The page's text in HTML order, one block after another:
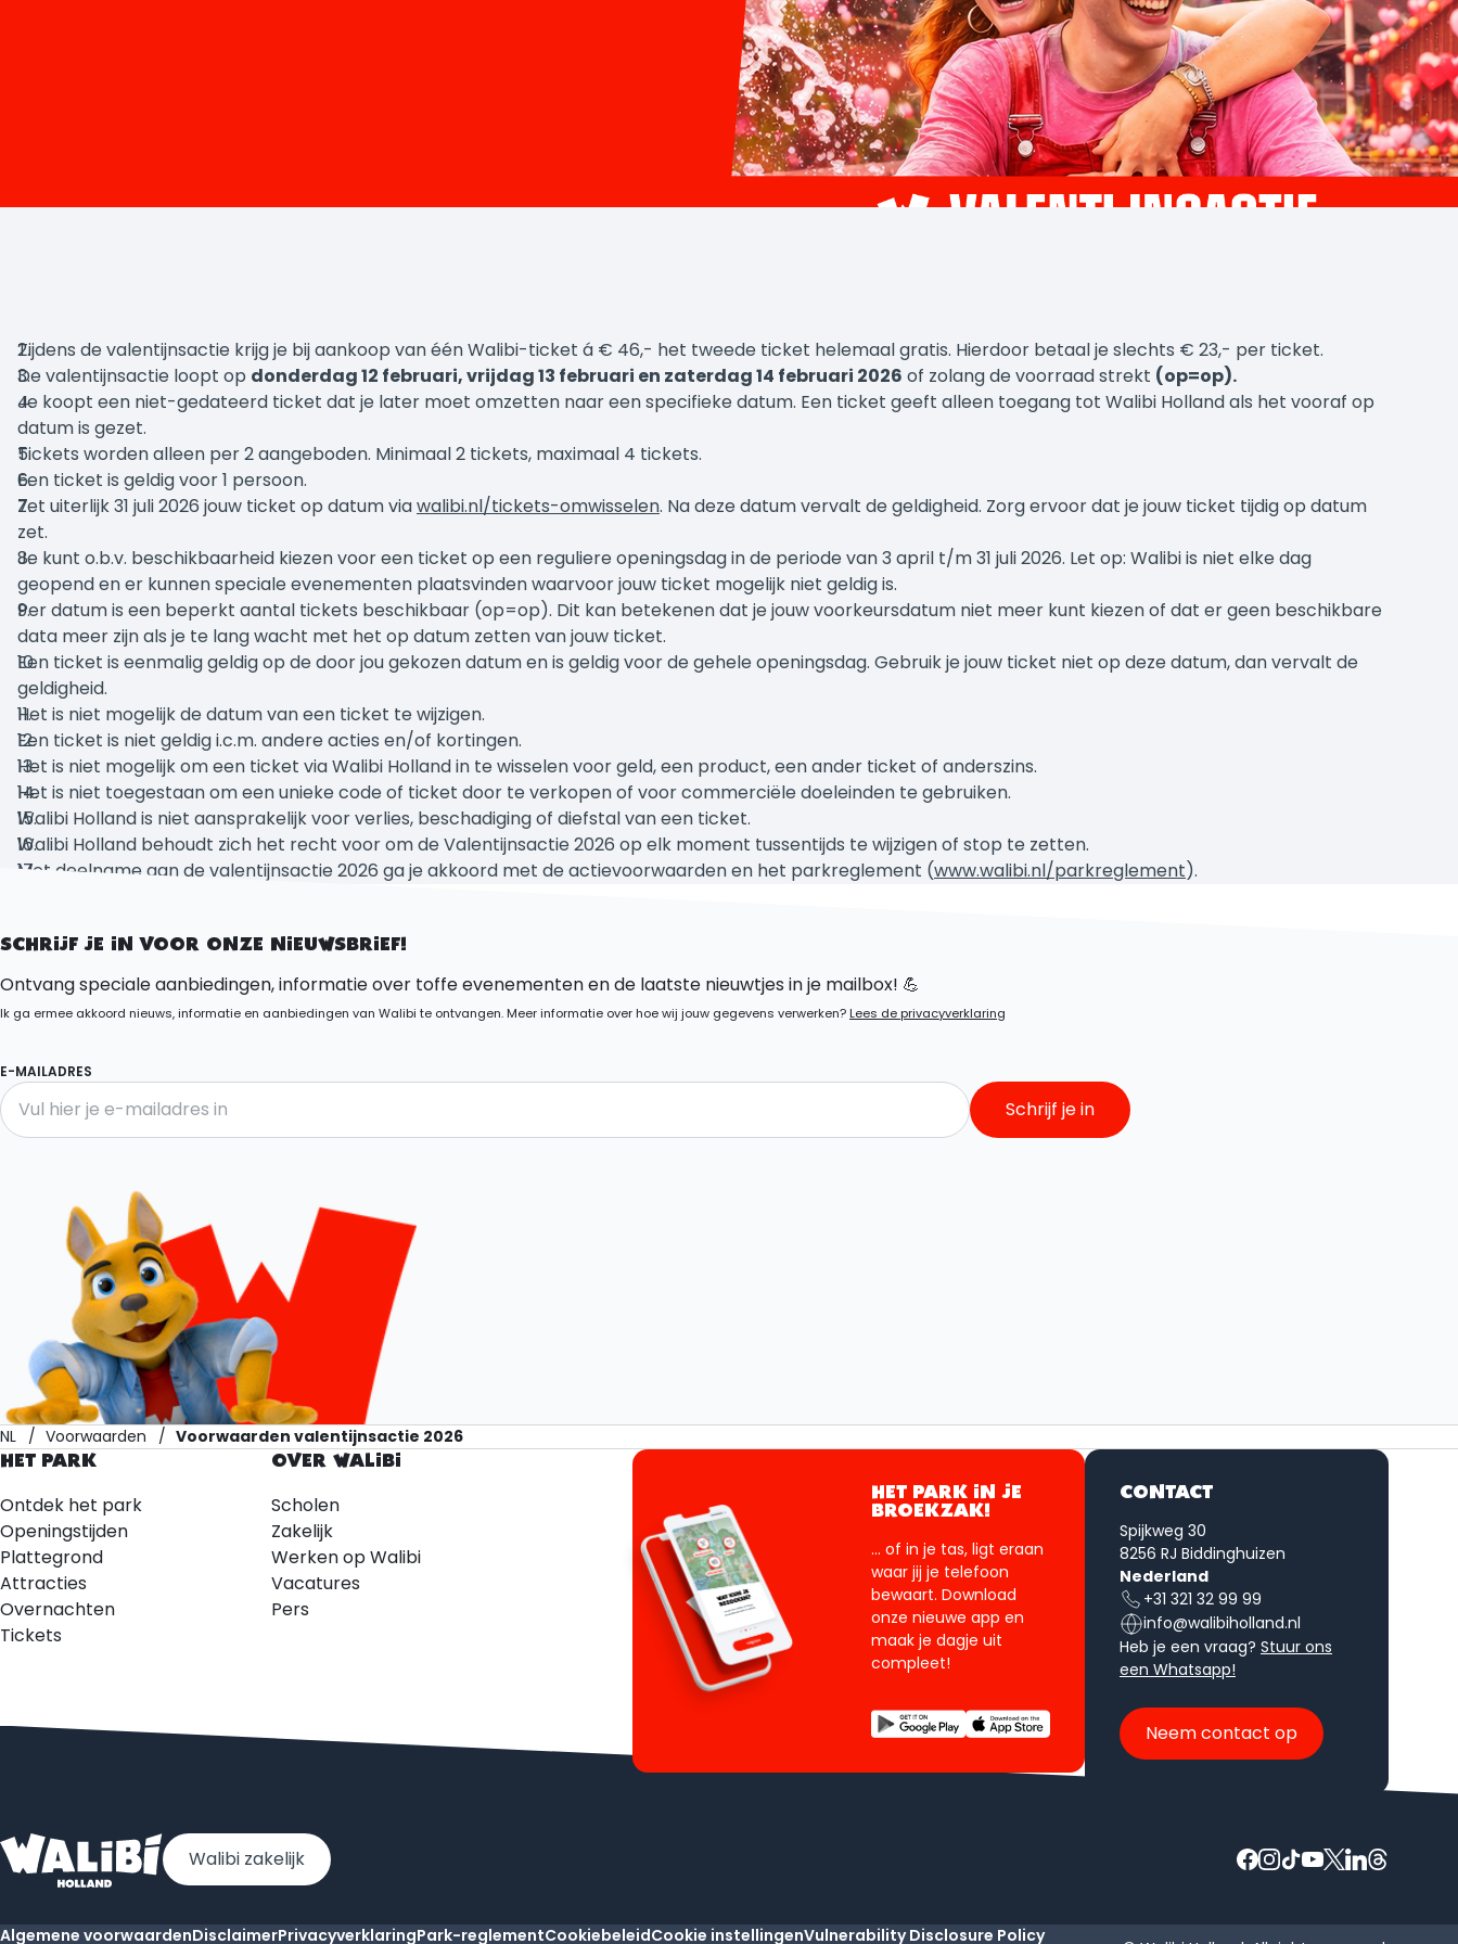
Tijdens de valentijnsactie krijg je bij aankoop van één Walibi-ticket á € 46,- het tweede ticket helemaal gratis. Hierdoor betaal je slechts € 23,- per ticket.
De valentijnsactie loopt op donderdag 12 februari, vrijdag 13 februari en zaterdag 14 februari 2026 of zolang de voorraad strekt (op=op).
Je koopt een niet-gedateerd ticket dat je later moet omzetten naar een specifieke datum. Een ticket geeft alleen toegang tot Walibi Holland als het vooraf op
datum is gezet.
Tickets worden alleen per 2 aangeboden. Minimaal 2 tickets, maximaal 4 tickets.
Een ticket is geldig voor 1 persoon.
Zet uiterlijk 31 juli 2026 jouw ticket op datum viawalibi.nl/tickets-omwisselen. Na deze datum vervalt de geldigheid. Zorg ervoor dat je jouw ticket tijdig op datum
zet.
Je kunt o.b.v. beschikbaarheid kiezen voor een ticket op een reguliere openingsdag in de periode van 3 april t/m 31 juli 2026. Let op: Walibi is niet elke dag
geopend en er kunnen speciale evenementen plaatsvinden waarvoor jouw ticket mogelijk niet geldig is.
Per datum is een beperkt aantal tickets beschikbaar (op=op). Dit kan betekenen dat je jouw voorkeursdatum niet meer kunt kiezen of dat er geen beschikbare
data meer zijn als je te lang wacht met het op datum zetten van jouw ticket.
Een ticket is eenmalig geldig op de door jou gekozen datum en is geldig voor de gehele openingsdag. Gebruik je jouw ticket niet op deze datum, dan vervalt de
geldigheid.
Het is niet mogelijk de datum van een ticket te wijzigen.
Een ticket is niet geldig i.c.m. andere acties en/of kortingen.
Het is niet mogelijk om een ticket via Walibi Holland in te wisselen voor geld, een product, een ander ticket of anderszins.
Het is niet toegestaan om een unieke code of ticket door te verkopen of voor commerciële doeleinden te gebruiken.
Walibi Holland is niet aansprakelijk voor verlies, beschadiging of diefstal van een ticket.
Walibi Holland behoudt zich het recht voor om de Valentijnsactie 2026 op elk moment tussentijds te wijzigen of stop te zetten.
Met deelname aan de valentijnsactie 2026 ga je akkoord met de actievoorwaarden en het parkreglement (www.walibi.nl/parkreglement).
SCHRIJF JE IN VOOR ONZE NIEUWSBRIEF!
Ontvang speciale aanbiedingen, informatie over toffe evenementen en de laatste nieuwtjes in je mailbox! 💪
Ik ga ermee akkoord nieuws, informatie en aanbiedingen van Walibi te ontvangen. Meer informatie over hoe wij jouw gegevens verwerken?Lees de privacyverklaring
E-MAILADRES
Schrijf je in
NL Voorwaarden Voorwaarden valentijnsactie 2026
HET PARK
Ontdek het park
Openingstijden
Plattegrond
Attracties
Overnachten
Tickets
OVER WALIBI
Scholen
Zakelijk
Werken op Walibi
Vacatures
Pers
HET PARK IN JE
BROEKZAK!
... of in je tas, ligt eraan
waar jij je telefoon
bewaart. Download
onze nieuwe app en
maak je dagje uit
compleet!
CONTACT
Spijkweg 30
8256 RJ Biddinghuizen
Nederland
+31 321 32 99 99
info@walibiholland.nl
Heb je een vraag? Stuur ons
een Whatsapp!
Neem contact op
Walibi zakelijk
Algemene voorwaardenDisclaimerPrivacyverklaringPark-reglementCookiebeleidCookie instellingenVulnerability Disclosure Policy